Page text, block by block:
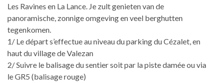
Les Ravines en La Lance. Je zult genieten van de
panoramische, zonnige omgeving en veel berghutten
tegenkomen.
1/ Le départ s’effectue au niveau du parking du Cézalet, en
haut du village de Valezan
2/ Suivre le balisage du sentier soit par la piste damée ou via
le GR5 (balisage rouge)